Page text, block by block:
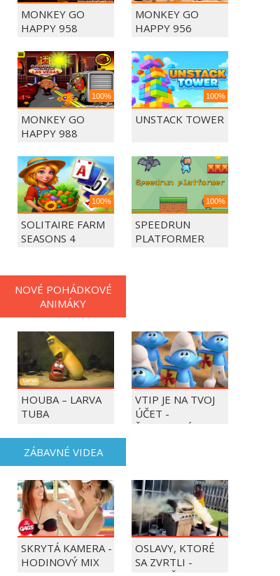
MONKEY GO
HAPPY 958
MONKEY GO
HAPPY 956
100%
MONKEY GO
HAPPY 988
100%
UNSTACK TOWER
100%
SOLITAIRE FARM
SEASONS 4
100%
SPEEDRUN
PLATFORMER
NOVÉ POHÁDKOVÉ
ANIMÁKY
HOUBA – LARVA
TUBA
VTIP JE NA TVOJ
ÚČET -
ŠMOULOVÉ
ZÁBAVNÉ VIDEA
SKRYTÁ KAMERA -
HODINOVÝ MIX
OSLAVY, KTORÉ
SA ZVRTLI -